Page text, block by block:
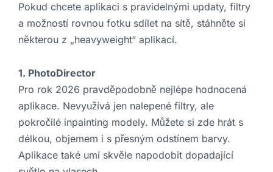
Pokud chcete aplikaci s pravidelnými updaty, filtry
a možností rovnou fotku sdílet na sítě, stáhněte si
některou z „heavyweight“ aplikací.
1. PhotoDirector
Pro rok 2026 pravděpodobně nejlépe hodnocená
aplikace. Nevyužívá jen nalepené filtry, ale
pokročilé inpainting modely. Můžete si zde hrát s
délkou, objemem i s přesným odstínem barvy.
Aplikace také umí skvěle napodobit dopadající